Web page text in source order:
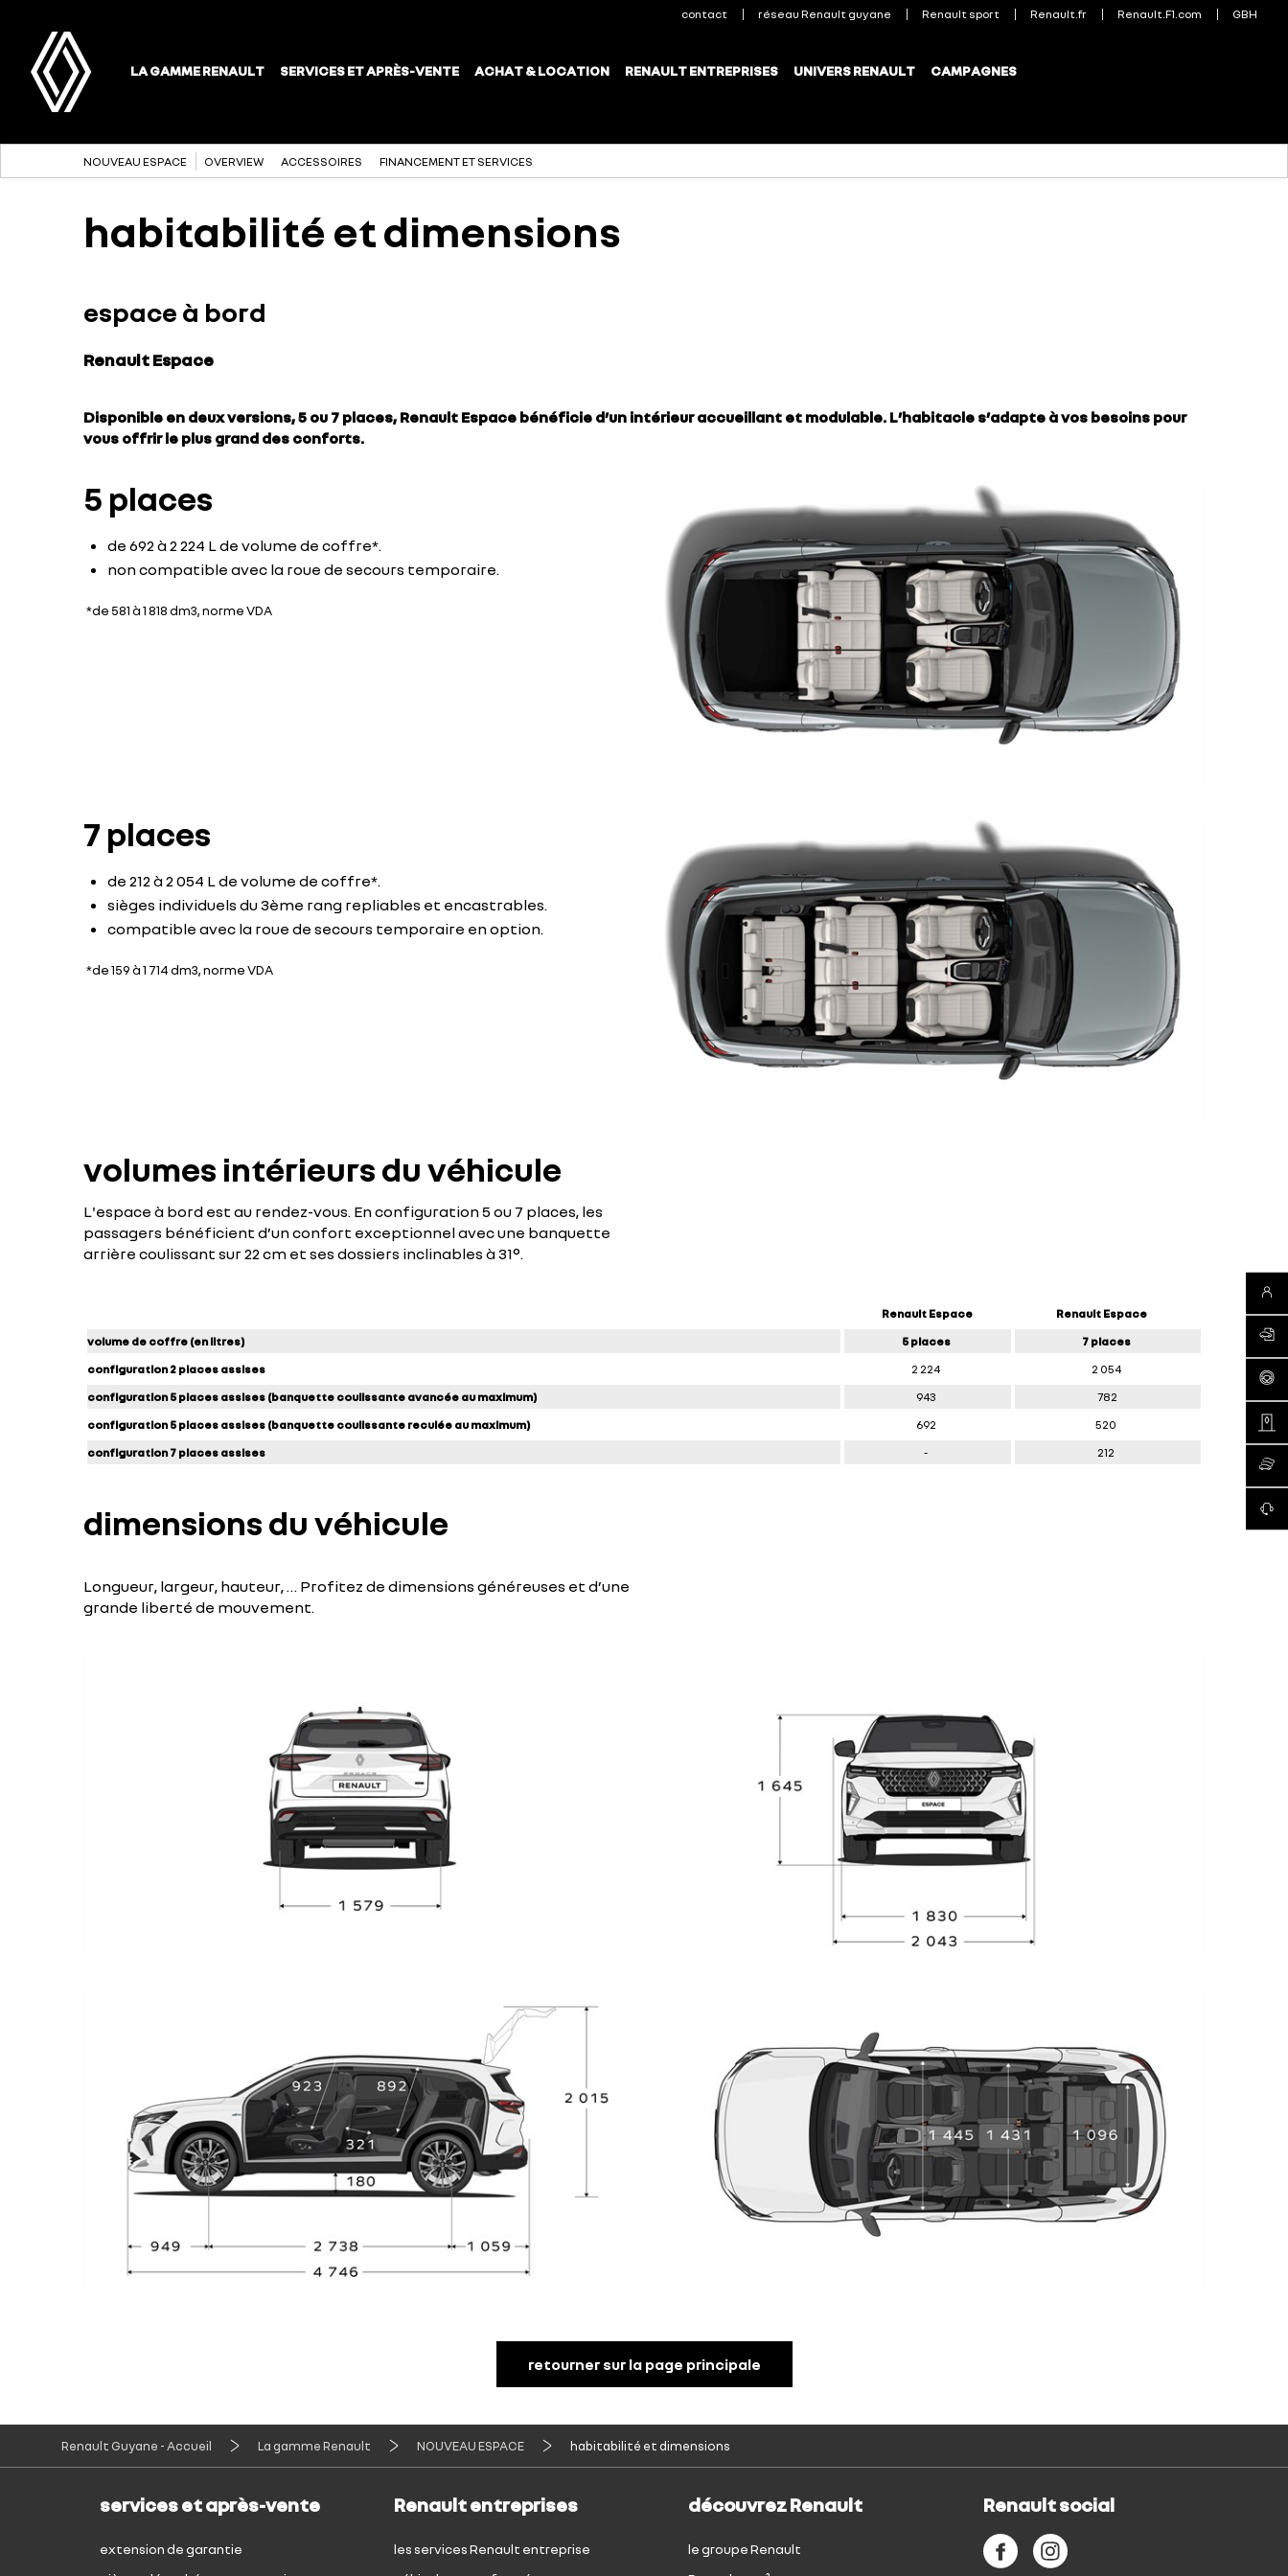
NOUVEAU ESPACE OVERVIEW ACCESSOIRES FINANCEMENT ET SERVICES
RDV
habitabilité et dimensions
espace à bord
Renault Espace
Disponible en deux versions, 5 ou 7 places, Renault Espace bénéficie d’un intérieur accueillant et modulable. L’habitacle s’adapte à vos besoins pour
vous offrir le plus grand des conforts.
5 places
de 692 à 2 224 L de volume de coffre*.
non compatible avec la roue de secours temporaire.
*de 581 à 1 818 dm3, norme VDA
7 places
de 212 à 2 054 L de volume de coffre*.
sièges individuels du 3ème rang repliables et encastrables.
compatible avec la roue de secours temporaire en option.
*de 159 à 1 714 dm3, norme VDA
volumes intérieurs du véhicule
L'espace à bord est au rendez-vous. En configuration 5 ou 7 places, les
passagers bénéficient d’un confort exceptionnel avec une banquette
arrière coulissant sur 22 cm et ses dossiers inclinables à 31°.
Renault Espace
Renault Espace
volume de coffre (en litres)
5 places
7 places
configuration 2 places assises
2 224
2 054
configuration 5 places assises (banquette coulissante avancée au maximum)
943
782
configuration 5 places assises (banquette coulissante reculée au maximum)
692
520
configuration 7 places assises
- 212
dimensions du véhicule
Longueur, largeur, hauteur, … Profitez de dimensions généreuses et d’une
grande liberté de mouvement.
retourner sur la page principale